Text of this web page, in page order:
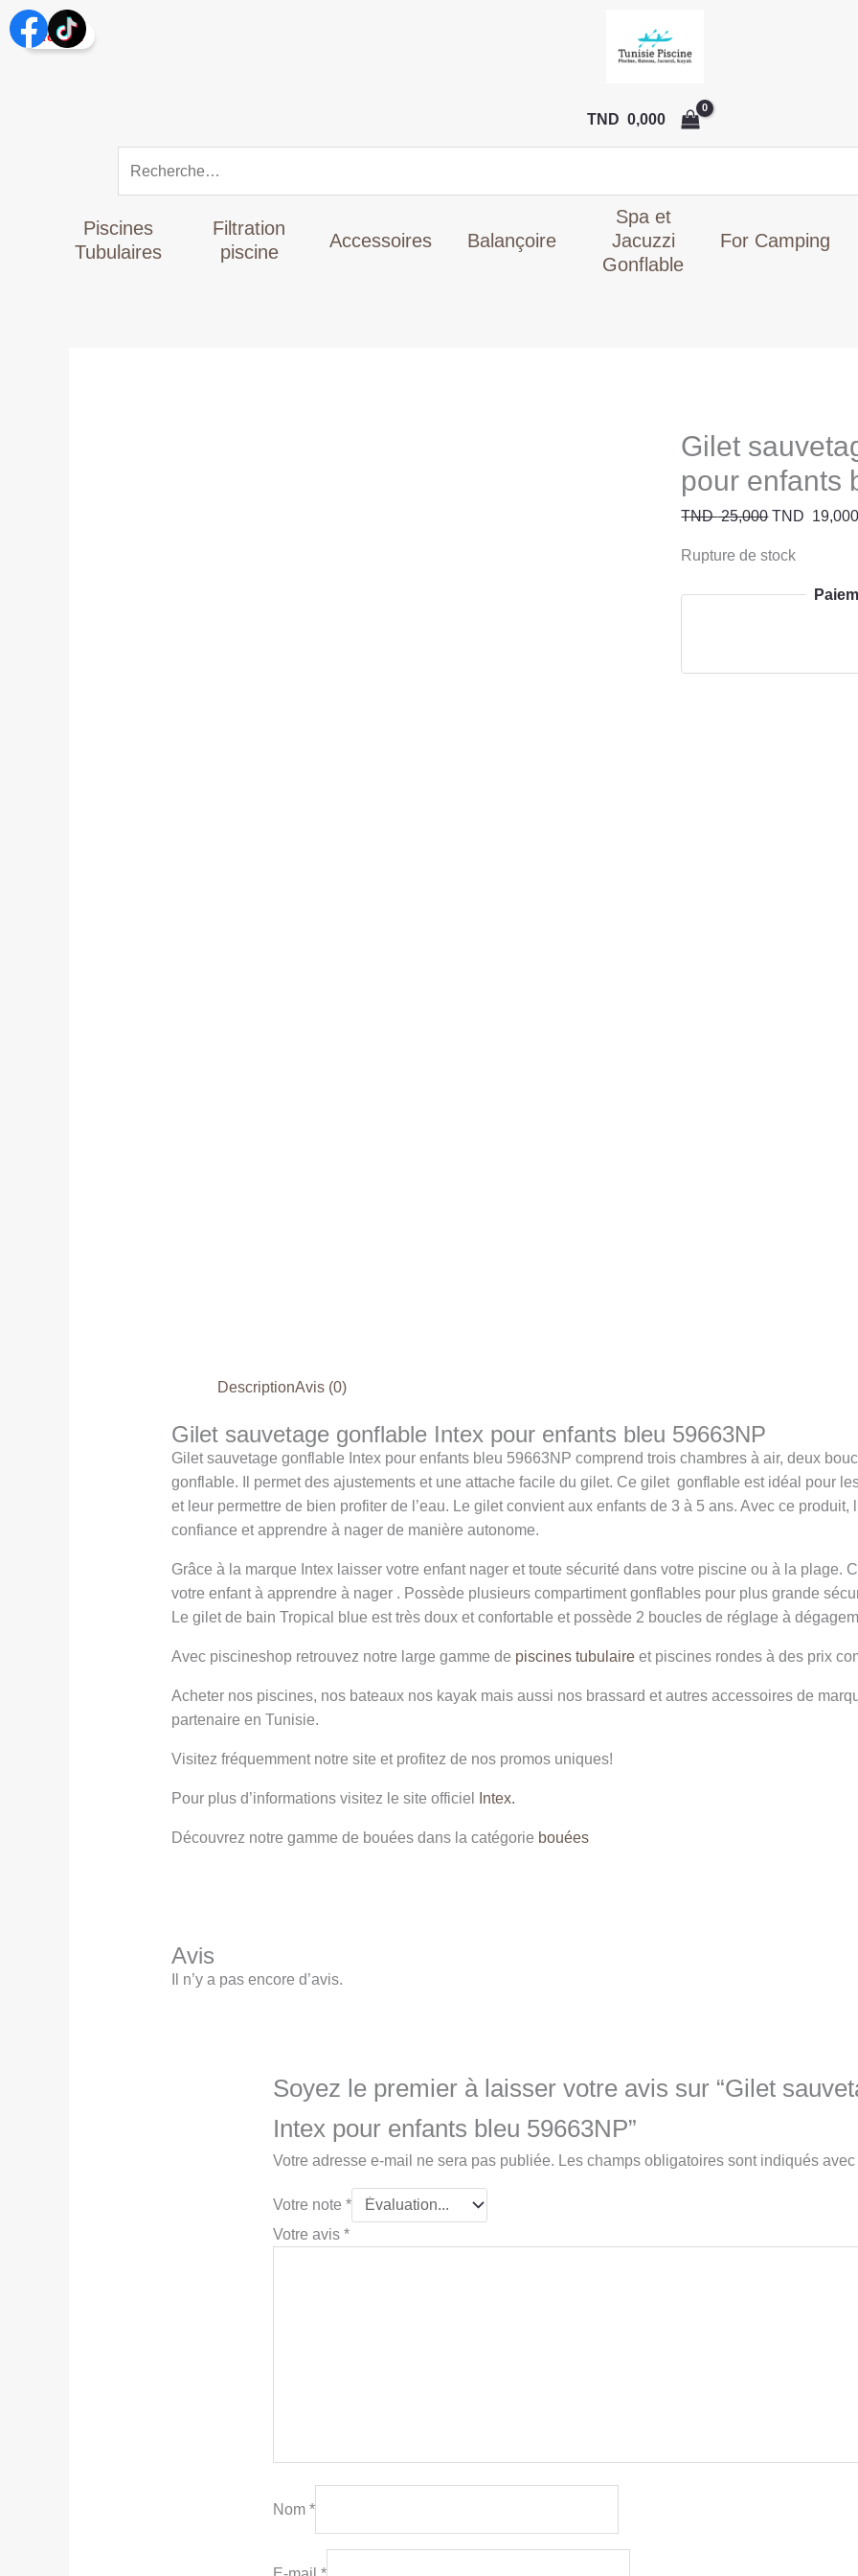
Aller
au
TND 0,000
Piscines
Tubulaires
Filtration
piscine
Accessoires Balançoire
Spa et
Jacuzzi
Gonflable
For Camping
Promo !
Gilet
pour enfants
TND25,000 TND
Rupture de stock
DescriptionAvis (0)
Gilet sauvetage gonflable Intex pour enfants bleu 59663NP
Gilet sauvetage gonflable Intex pour enfants bleu 59663NP comprend trois chambres à air, deux
gonflable. Il permet des ajustements et une attache facile du gilet. Ce gilet gonflable est idéal pour
et leur permettre de bien profiter de l’eau. Le gilet convient aux enfants de 3 à 5 ans. Avec ce produit,
confiance et apprendre à nager de manière autonome.
Grâce à la marque Intex laisser votre enfant nager et toute sécurité dans votre piscine ou à la plage.
votre enfant à apprendre à nager . Possède plusieurs compartiment gonflables pour plus grande
Le gilet de bain Tropical blue est très doux et confortable et possède 2 boucles de réglage à
Avec piscineshop retrouvez notre large gamme de piscines tubulaireet piscines rondes à des prix
Acheter nos piscines, nos bateaux nos kayak mais aussi nos brassard et autres accessoires de
partenaire en Tunisie.
Visitez fréquemment notre site et profitez de nos promos uniques!
Pour plus d’informations visitez le site officiel Intex.
Découvrez notre gamme de bouées dans la catégorie bouées
Avis
Il n’y a pas encore d’avis.
Soyez le premier à laisser votre avis sur “Gilet
Intex pour enfants bleu 59663NP”
Votre adresse e-mail ne sera pas publiée. Les champs obligatoires sont indiqués
Votre note*
Votre avis*
Nom*